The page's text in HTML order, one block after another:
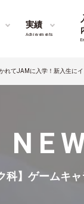
実績
Achievements
れてJAMに入学！新入生にイ
科】ゲームキ